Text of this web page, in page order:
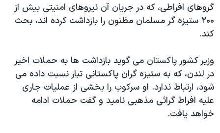
جستجوویژه برنامه‌ها
ویدیوها
حقوق شهروندی
اقتصادی
علم و فناوری
اسرائیل در جنگ
۲۵۰سالگی آمریکا
بایگانی برنامه‌های تلویزیونی
انتخابات ریاست جمهوری آمریکا ۲۰۲۴
حمله جمهوری اسلامی به اسرائیل
رمز مهسا
ورزش زنان در ایران
یادگیری زبان انگلیسی
زبانهای مختلف
گروهای افراطی، که در جريان آن نيروهای امنيتی بيش از
٢۰۰ ستيزه گر مسلمان مظنون را بازداشت کرده اند، بحث
کند.
وزير کشور پاکستان می گويد بازداشت ها به حملات اخير
در لندن، که به ستيزه گران پاکستانی تبار نسبت داده می
شود، ارتباط ندارد. او سرکوب را بخشی از عمليات جاری
عليه افراط گرائی مذهبی ناميد و گفت حملات ادامه
خواهد يافت.